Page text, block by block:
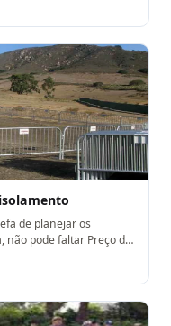
de planejar os